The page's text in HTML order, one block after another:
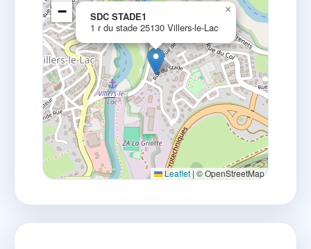
SDC STADE1
1 r du stade 25130 Villers-le-Lac
×
−
Leaflet | © OpenStreetMap